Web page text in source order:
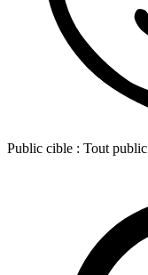
Public cible : Tout public